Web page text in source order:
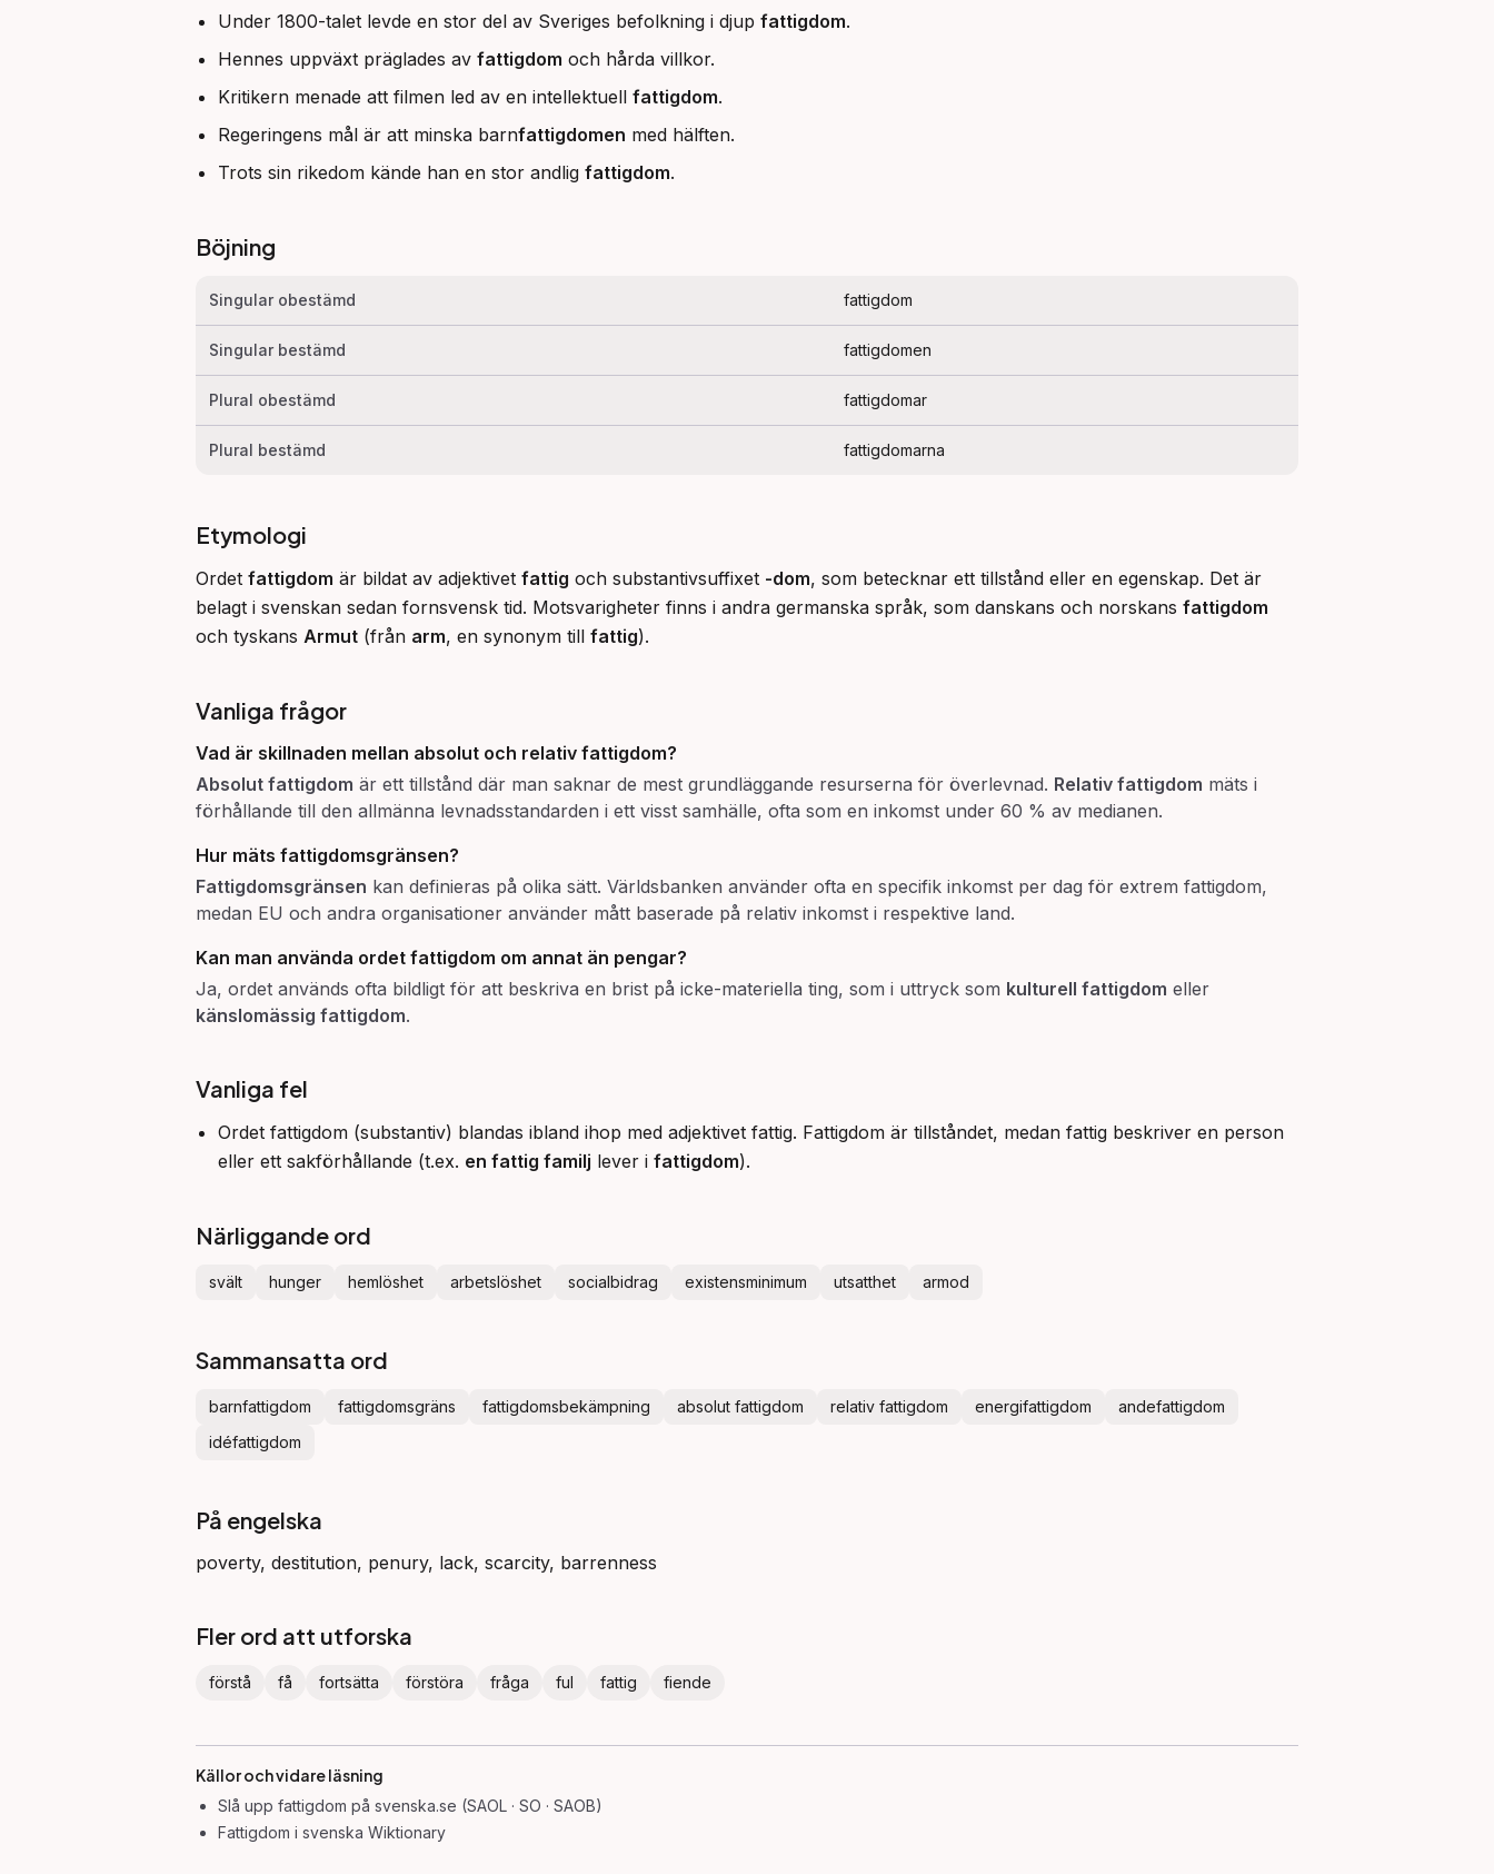
Under 1800-talet levde en stor del av Sveriges befolkning i djup fattigdom.
Hennes uppväxt präglades av fattigdom och hårda villkor.
Kritikern menade att filmen led av en intellektuell fattigdom.
Regeringens mål är att minska barnfattigdomen med hälften.
Trots sin rikedom kände han en stor andlig fattigdom.
Böjning
Singular obestämd fattigdom
Singular bestämd fattigdomen
Plural obestämd fattigdomar
Plural bestämd fattigdomarna
Etymologi
Ordet fattigdom är bildat av adjektivet fattig och substantivsuffixet -dom, som betecknar ett tillstånd eller en egenskap. Det är
belagt i svenskan sedan fornsvensk tid. Motsvarigheter finns i andra germanska språk, som danskans och norskans fattigdom
och tyskans Armut (från arm, en synonym till fattig).
Vanliga frågor
Vad är skillnaden mellan absolut och relativ fattigdom?
Absolut fattigdom är ett tillstånd där man saknar de mest grundläggande resurserna för överlevnad. Relativ fattigdom mäts i
förhållande till den allmänna levnadsstandarden i ett visst samhälle, ofta som en inkomst under 60 % av medianen.
Hur mäts fattigdomsgränsen?
Fattigdomsgränsen kan definieras på olika sätt. Världsbanken använder ofta en specifik inkomst per dag för extrem fattigdom,
medan EU och andra organisationer använder mått baserade på relativ inkomst i respektive land.
Kan man använda ordet fattigdom om annat än pengar?
Ja, ordet används ofta bildligt för att beskriva en brist på icke-materiella ting, som i uttryck som kulturell fattigdom eller
känslomässig fattigdom.
Vanliga fel
Ordet fattigdom (substantiv) blandas ibland ihop med adjektivet fattig. Fattigdom är tillståndet, medan fattig beskriver en person
eller ett sakförhållande (t.ex. en fattig familj lever i fattigdom).
Närliggande ord
svält hunger hemlöshet arbetslöshet socialbidrag existensminimum utsatthet armod
Sammansatta ord
barnfattigdom fattigdomsgräns fattigdomsbekämpning absolut fattigdom relativ fattigdom energifattigdom
andefattigdom
idéfattigdom
På engelska
poverty, destitution, penury, lack, scarcity, barrenness
Fler ord att utforska
förstå få fortsätta förstöra fråga ful fattig fiende
Källor och vidare läsning
Slå upp fattigdom på svenska.se (SAOL · SO · SAOB)
Fattigdom i svenska Wiktionary